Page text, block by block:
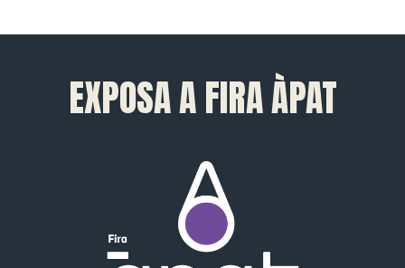
EXPOSA A FIRA ÀPAT